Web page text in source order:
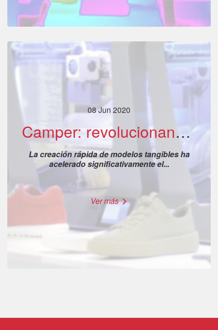
08 Jun 2020
Camper: revolucionando el diseño de calzado a través de la impresión 3D
La creación rápida de modelos tangibles ha
acelerado significativamente el...
Ver más